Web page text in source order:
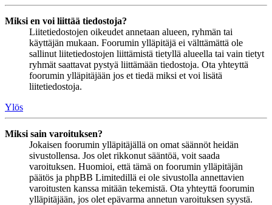
Miksi en voi liittää tiedostoja?
Liitetiedostojen oikeudet annetaan alueen, ryhmän tai
käyttäjän mukaan. Foorumin ylläpitäjä ei välttämättä ole
sallinut liitetiedostojen liittämistä tietyllä alueella tai vain tietyt
ryhmät saattavat pystyä liittämään tiedostoja. Ota yhteyttä
foorumin ylläpitäjään jos et tiedä miksi et voi lisätä
liitetiedostoja.
Ylös
Miksi sain varoituksen?
Jokaisen foorumin ylläpitäjällä on omat säännöt heidän
sivustollensa. Jos olet rikkonut sääntöä, voit saada
varoituksen. Huomioi, että tämä on foorumin ylläpitäjän
päätös ja phpBB Limitedillä ei ole sivustolla annettavien
varoitusten kanssa mitään tekemistä. Ota yhteyttä foorumin
ylläpitäjään, jos olet epävarma annetun varoituksen syystä.